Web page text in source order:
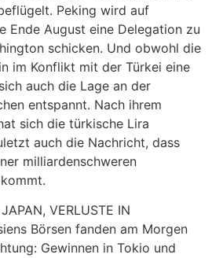
Peking wird auf
Ende August eine Delegation zu
schicken. Und obwohl die
im Konflikt mit der Türkei eine
auch die Lage an der
entspannt. Nach ihrem
sich die türkische Lira
auch die Nachricht, dass
milliardenschweren
VERLUSTE IN
Börsen fanden am Morgen
Gewinnen in Tokio und